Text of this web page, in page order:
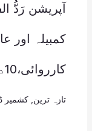
کمبیلہ اور
کارروائی،10دہشتگرد ہلاک
تازہ ترین کشمیر